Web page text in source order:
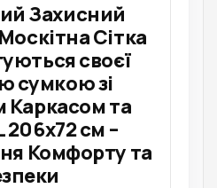
Захисний
Сітка
своєї
сумкою зі
Каркасом та
206x72 см –
Комфорту та